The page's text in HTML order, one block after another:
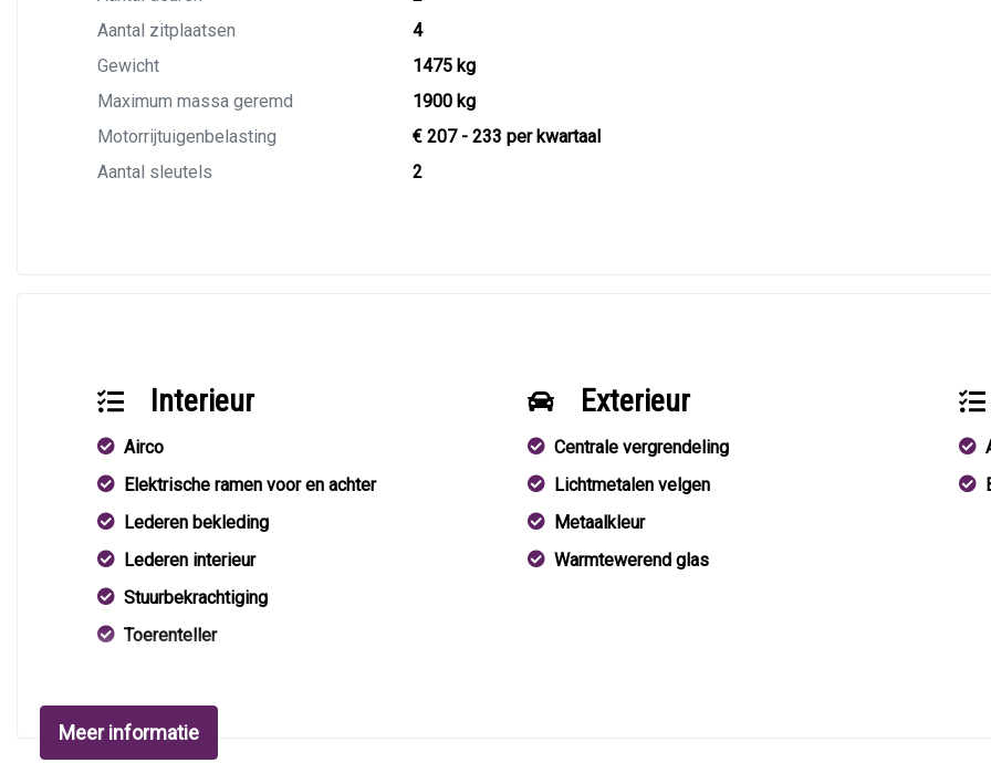
Aantal zitplaatsen
4
Gewicht
1475 kg
Maximum massa geremd
1900 kg
Motorrijtuigenbelasting
€ 207 - 233 per kwartaal
Aantal sleutels
2
Interieur
Airco
Elektrische ramen voor en achter
Lederen bekleding
Lederen interieur
Stuurbekrachtiging
Toerenteller
Exterieur
Centrale vergrendeling
Lichtmetalen velgen
Metaalkleur
Warmtewerend glas
Meer informatie